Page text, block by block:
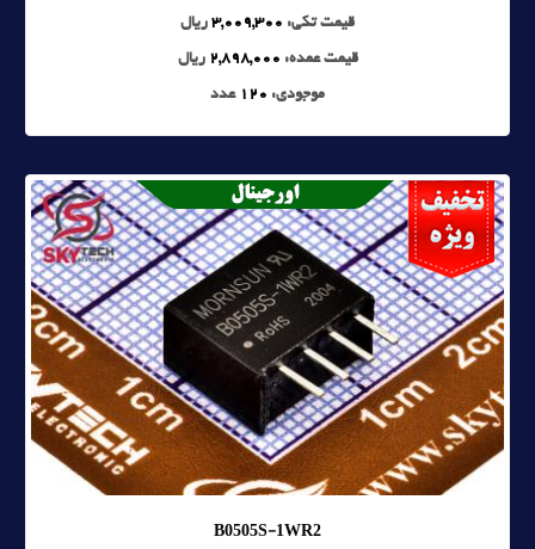
قیمت تکی: 3,009,300 ریال
قیمت عمده: 2,898,000 ریال
موجودی: 120 عدد
B0505S-1WR2